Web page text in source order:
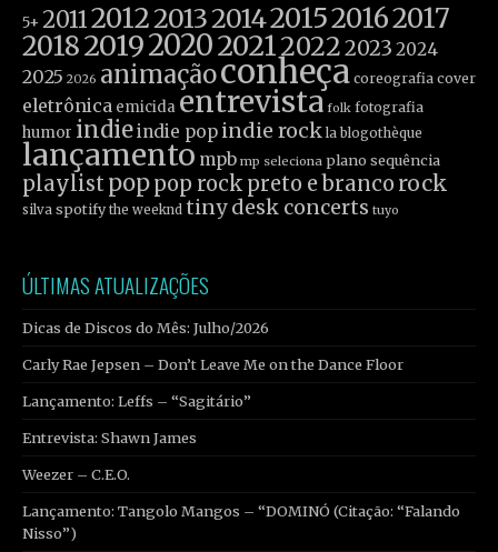
5+ 2011201220132014201520162017
201820192020202120222023 2024
2025 2026 animaçãoconheça coreografia cover
eletrônica emicida entrevista folk fotografia
humor indieindie pop indie rock la blogothèque
lançamento mpb mp seleciona plano sequência
playlist poppop rock preto e branco rock
silva spotify the weeknd tiny desk concerts tuyo
ÚLTIMAS ATUALIZAÇÕES
Dicas de Discos do Mês: Julho/2026
Carly Rae Jepsen – Don’t Leave Me on the Dance Floor
Lançamento: Leffs – “Sagitário”
Entrevista: Shawn James
Weezer – C.E.O.
Lançamento: Tangolo Mangos – “DOMINÓ (Citação: “Falando
Nisso”)